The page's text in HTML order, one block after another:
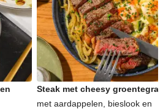
Steak met cheesy
met aardappelen, bieslook en